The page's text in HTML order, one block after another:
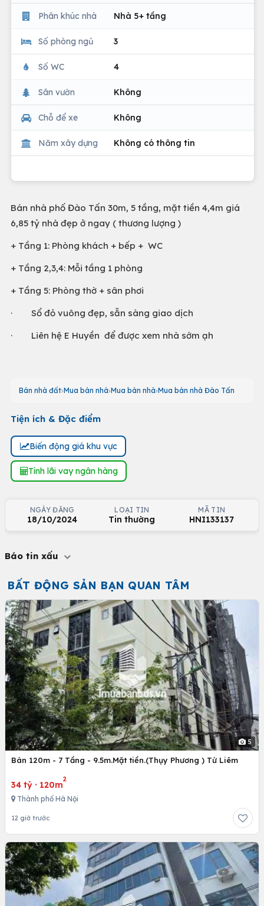
Phân khúc nhà Nhà 5+ tầng
Số phòng ngủ 3
Số WC 4
Sân vườn Không
Chỗ để xe Không
Năm xây dựng Không có thông tin
Bán nhà phố Đào Tấn 30m, 5 tầng, mặt tiền 4,4m giá
6,85 tỷ nhà đẹp ở ngay ( thương lượng )
+ Tầng 1: Phòng khách + bếp + WC
+ Tầng 2,3,4: Mỗi tầng 1 phòng
+ Tầng 5: Phòng thờ + sân phơi
· Sổ đỏ vuông đẹp, sẵn sàng giao dịch
· Liên hệ E Huyền để được xem nhà sớm ạh
Bán nhà đất Mua bán nhà Mua bán nhà Mua bán nhà Đào Tấn
Tiện ích & Đặc điểm
Biến động giá khu vực
Tính lãi vay ngân hàng
NGÀY ĐĂNG
18/10/2024
LOẠI TIN
Tin thường
MÃ TIN
HNI133137
Báo tin xấu
BẤT ĐỘNG SẢN BẠN QUAN TÂM
5
Bán 120m - 7 Tầng - 9.5m.Mặt tiền.(Thụy Phương ) Từ Liêm
34 tỷ · 120m
2
Thành phố Hà Nội
12 giờ trước